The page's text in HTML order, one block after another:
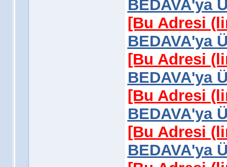
BEDAVA'ya
[Bu Adresi
BEDAVA'ya
[Bu Adresi
BEDAVA'ya
[Bu Adresi
BEDAVA'ya
[Bu Adresi
BEDAVA'ya